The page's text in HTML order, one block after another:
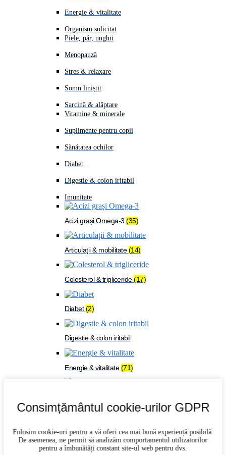
Energie & vitalitate
Organism solicitat
Piele, păr, unghii
Menopauză
Stres & relaxare
Somn liniștit
Sarcină & alăptare
Vitamine & minerale
Suplimente pentru copii
Sănătatea ochilor
Diabet
Digestie & colon iritabil
Imunitate
Acizi grași Omega-3 (35)
Articulații & mobilitate(14)
Colesterol & trigliceride(17)
Diabet(2)
Digestie & colon iritabil
Energie & vitalitate(71)
Consimțământul cookie-urilor GDPR
Folosim cookie-uri pentru a vă oferi cea mai bună experiență posibilă.
De asemenea, ne permit să analizăm comportamentul utilizatorilor
pentru a îmbunătăți constant site-ul web pentru dvs.